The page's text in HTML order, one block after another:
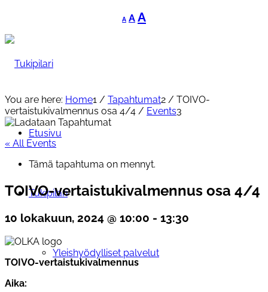
A
Decrease
font
A Reset
font
AIncrease
Etusivu
Tukipilari
Yleishyödylliset palvelut
You are here: Home1 / Tapahtumat2 / TOIVO-
vertaistukivalmennus osa 4/4 / Events3
« All Events
Tämä tapahtuma on mennyt.
TOIVO-vertaistukivalmennus osa 4/4
10 lokakuun, 2024 @ 10:00 - 13:30
TOIVO-vertaistukivalmennus
Aika: